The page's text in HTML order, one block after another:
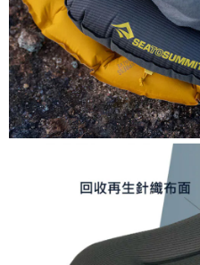
３．未成年的使用者請事先徵得法定
「AFTEE先享後付」，若未經同意
任。
４．使用「AFTEE先享後付」時，
時審查核予不同之上限額度；若仍有
請求用戶進行身份認證。
５．嚴禁一人註冊多個帳號或使用他
恩沛科技股份有限公司將有權停止該